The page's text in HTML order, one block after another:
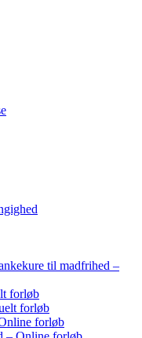
til madfrihed –
forløb
forløb
forløb